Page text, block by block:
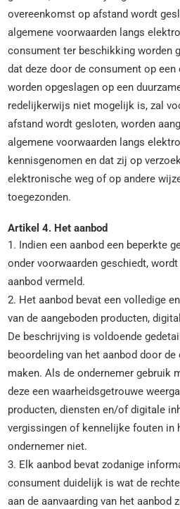
overeenkomst op afstand wordt
algemene voorwaarden langs
consument ter beschikking worden
dat deze door de consument op een
worden opgeslagen op een
redelijkerwijs niet mogelijk is, zal
afstand wordt gesloten, worden
algemene voorwaarden langs
kennisgenomen en dat zij op
elektronische weg of op andere
toegezonden.
Artikel 4. Het aanbod
1. Indien een aanbod een beperkte
onder voorwaarden geschiedt,
aanbod vermeld.
2. Het aanbod bevat een volledige
van de aangeboden producten,
De beschrijving is voldoende
beoordeling van het aanbod door
maken. Als de ondernemer gebruik
deze een waarheidsgetrouwe
producten, diensten en/of digitale
vergissingen of kennelijke fouten in
ondernemer niet.
3. Elk aanbod bevat zodanige
consument duidelijk is wat de
aan de aanvaarding van het aanbod